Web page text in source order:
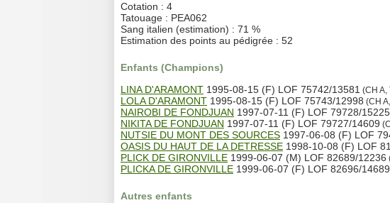
Cotation : 4
Tatouage : PEA062
Sang italien (estimation) : 71 %
Estimation des points au pédigrée : 52
Enfants (Champions)
LINA D'ARAMONT 1995-08-15 (F) LOF 75742/13581 (CH A,
LOLA D'ARAMONT 1995-08-15 (F) LOF 75743/12998 (CH
NAIROBI DE FONDJUAN 1997-07-11 (F) LOF 79728/15225
NIKITA DE FONDJUAN 1997-07-11 (F) LOF 79727/14609
NUTSIE DU MONT DES SOURCES 1997-06-08 (F) LOF
OASIS DU HAUT DE LA DETRESSE 1998-10-08 (F) LOF
PLICK DE GIRONVILLE 1999-06-07 (M) LOF 82689/12236
PLICKA DE GIRONVILLE 1999-06-07 (F) LOF 82696/14689
Autres enfants